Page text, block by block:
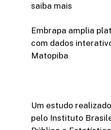
saiba mais
Embrapa amplia
com dados
Matopiba
Um estudo
pelo Instituto